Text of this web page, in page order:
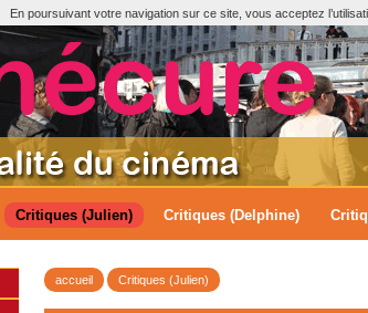
En poursuivant votre navigation sur ce site, vous acceptez
Critiques (Julien) Critiques (Delphine)
accueil Critiques (Julien)